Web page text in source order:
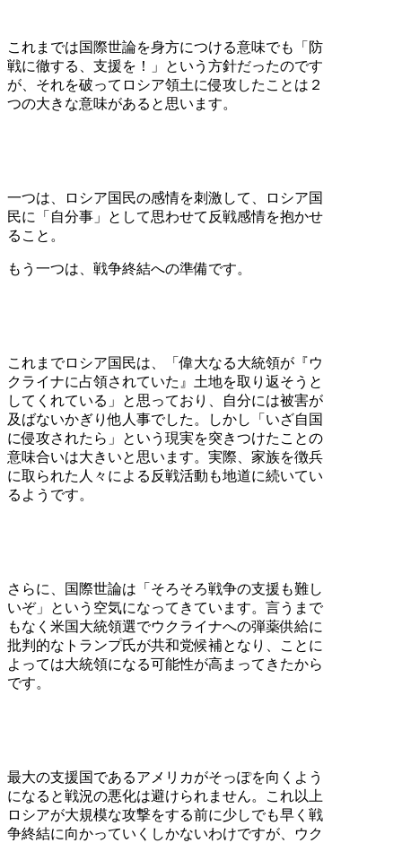
これまでは国際世論を身方につける意味でも「防
戦に徹する、支援を！」という方針だったのです
が、それを破ってロシア領土に侵攻したことは２
つの大きな意味があると思います。
一つは、ロシア国民の感情を刺激して、ロシア国
民に「自分事」として思わせて反戦感情を抱かせ
ること。
もう一つは、戦争終結への準備です。
これまでロシア国民は、「偉大なる大統領が『ウ
クライナに占領されていた』土地を取り返そうと
してくれている」と思っており、自分には被害が
及ばないかぎり他人事でした。しかし「いざ自国
に侵攻されたら」という現実を突きつけたことの
意味合いは大きいと思います。実際、家族を徴兵
に取られた人々による反戦活動も地道に続いてい
るようです。
さらに、国際世論は「そろそろ戦争の支援も難し
いぞ」という空気になってきています。言うまで
もなく米国大統領選でウクライナへの弾薬供給に
批判的なトランプ氏が共和党候補となり、ことに
よっては大統領になる可能性が高まってきたから
です。
最大の支援国であるアメリカがそっぽを向くよう
になると戦況の悪化は避けられません。これ以上
ロシアが大規模な攻撃をする前に少しでも早く戦
争終結に向かっていくしかないわけですが、ウク